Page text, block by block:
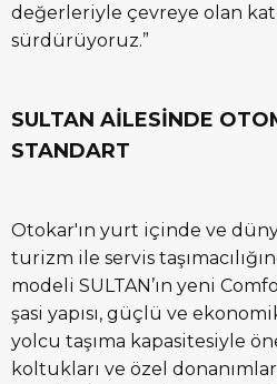
değerleriyle çevreye olan
sürdürüyoruz.”
SULTAN AİLESİNDE
STANDART
Otokar'ın yurt içinde ve
turizm ile servis
modeli SULTAN’ın yeni
şasi yapısı, güçlü ve
yolcu taşıma kapasitesiyle
koltukları ve özel